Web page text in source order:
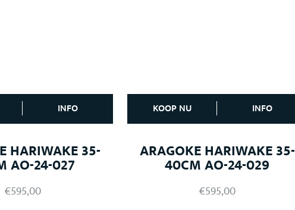
INFO
HARIWAKE 35-
AO-24-027
€595,00
KOOP NU INFO
ARAGOKE HARIWAKE 35-
40CM AO-24-029
€595,00